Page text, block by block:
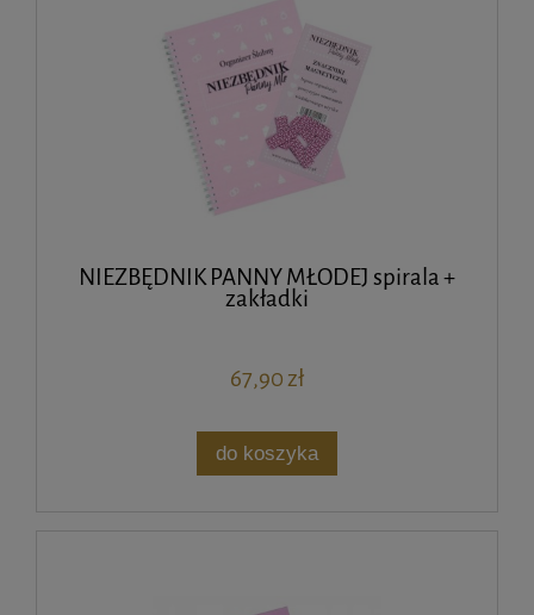
NIEZBĘDNIK PANNY MŁODEJ spirala +
zakładki
67,90 zł
do koszyka